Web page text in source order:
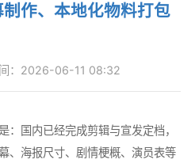
作、本地化物料打包
：2026-06-11 08:32
：国内已经完成剪辑与宣发定档，
、海报尺寸、剧情梗概、演员表等